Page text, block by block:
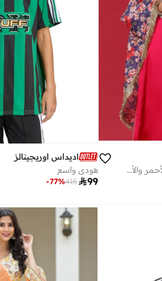
طقم كورتا وبنطلون مطرز باللونين الأحمر والأزرق مع دوباتا مطبوعة
اديداس اوريجينالز
هودي واسع
99
415
-77%